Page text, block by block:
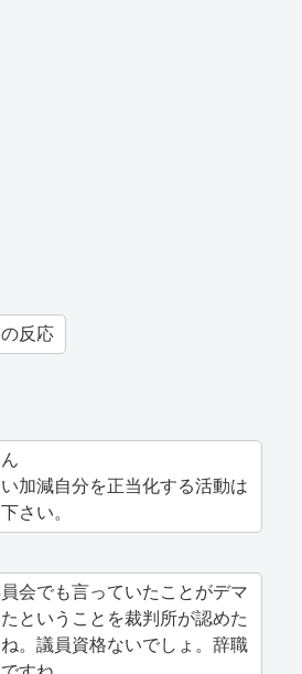
反応
加減自分を正当化する活動は
さい。
会でも言っていたことがデマ
ということを裁判所が認めた
。議員資格ないでしょ。辞職